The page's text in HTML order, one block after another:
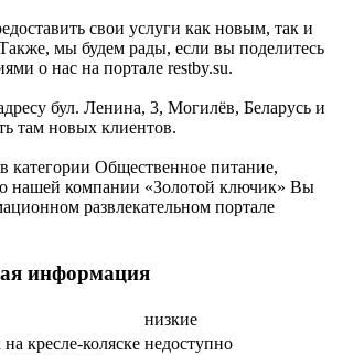
свои услуги как новым, так и
мы будем рады, если вы поделитесь
о нас на портале restby.su.
бул. Ленина, 3, Могилёв, Беларусь и
там новых клиентов.
Общественное питание,
нашей компании «Золотой ключик» Вы
развлекательном портале
информация
низкие
кресле-коляске недоступно